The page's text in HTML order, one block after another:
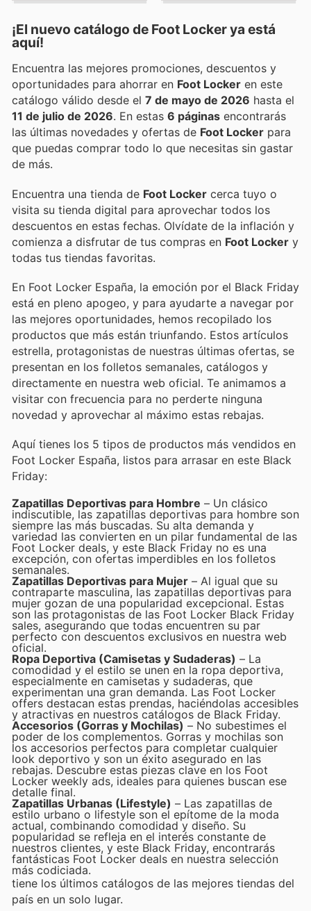
¡El nuevo catálogo de Foot Lockerya está
aquí!
Encuentra las mejores promociones, descuentos y
oportunidades para ahorrar en Foot Locker en este
catálogo válido desde el 7 de mayo de 2026 hasta el
11 de julio de 2026 . En estas 6 páginas encontrarás
las últimas novedades y ofertas de Foot Locker para
que puedas comprar todo lo que necesitas sin gastar
de más.
Encuentra una tienda de Foot Locker cerca tuyo o
visita su tienda digital para aprovechar todos los
descuentos en estas fechas. Olvídate de la inflación y
comienza a disfrutar de tus compras en Foot Locker y
todas tus tiendas favoritas.
En Foot Locker España, la emoción por el Black Friday
está en pleno apogeo, y para ayudarte a navegar por
las mejores oportunidades, hemos recopilado los
productos que más están triunfando. Estos artículos
estrella, protagonistas de nuestras últimas ofertas, se
presentan en los folletos semanales, catálogos y
directamente en nuestra web oficial. Te animamos a
visitar con frecuencia para no perderte ninguna
novedad y aprovechar al máximo estas rebajas.
Aquí tienes los 5 tipos de productos más vendidos en
Foot Locker España, listos para arrasar en este Black
Friday:
Zapatillas Deportivas para Hombre – Un clásico
indiscutible, las zapatillas deportivas para hombre son
siempre las más buscadas. Su alta demanda y
variedad las convierten en un pilar fundamental de las
Foot Locker deals, y este Black Friday no es una
excepción, con ofertas imperdibles en los folletos
semanales.
Zapatillas Deportivas para Mujer – Al igual que su
contraparte masculina, las zapatillas deportivas para
mujer gozan de una popularidad excepcional. Estas
son las protagonistas de las Foot Locker Black Friday
sales, asegurando que todas encuentren su par
perfecto con descuentos exclusivos en nuestra web
oficial.
Ropa Deportiva (Camisetas y Sudaderas) – La
comodidad y el estilo se unen en la ropa deportiva,
especialmente en camisetas y sudaderas, que
experimentan una gran demanda. Las Foot Locker
offers destacan estas prendas, haciéndolas accesibles
y atractivas en nuestros catálogos de Black Friday.
Accesorios (Gorras y Mochilas) – No subestimes el
poder de los complementos. Gorras y mochilas son
los accesorios perfectos para completar cualquier
look deportivo y son un éxito asegurado en las
rebajas. Descubre estas piezas clave en los Foot
Locker weekly ads, ideales para quienes buscan ese
detalle final.
Zapatillas Urbanas (Lifestyle) – Las zapatillas de
estilo urbano o lifestyle son el epítome de la moda
actual, combinando comodidad y diseño. Su
popularidad se refleja en el interés constante de
nuestros clientes, y este Black Friday, encontrarás
fantásticas Foot Locker deals en nuestra selección
más codiciada.
tiene los últimos catálogos de las mejores tiendas del
país en un solo lugar.